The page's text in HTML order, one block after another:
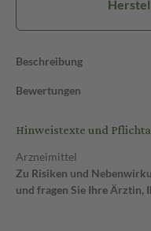
Beschreibung
Bewertungen
Hinweistexte und
Arzneimittel
Zu Risiken und
und fragen Sie Ihre Ärztin,